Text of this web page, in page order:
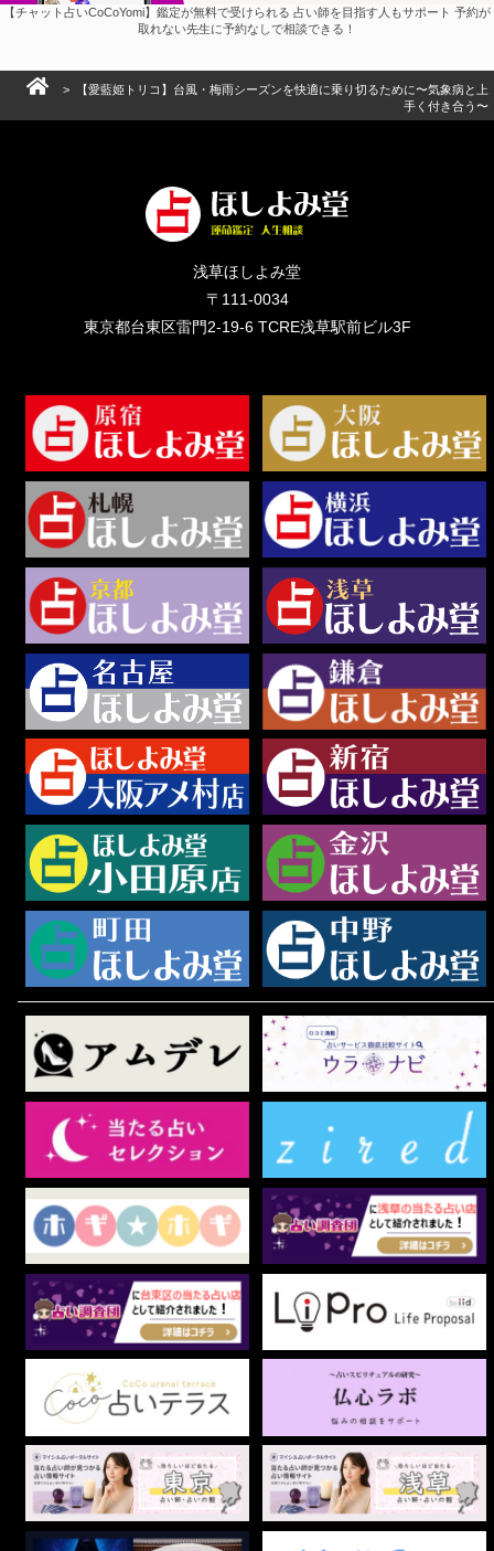
【チャット占いCoCoYomi】鑑定が無料で受けられる 占い師を目指す人もサポート 予約が
取れない先生に予約なしで相談できる！
> 【愛藍姫トリコ】台風・梅雨シーズンを快適に乗り切るために〜気象病と上
手く付き合う〜
浅草ほしよみ堂
〒111-0034
東京都台東区雷門2-19-6 TCRE浅草駅前ビル3F